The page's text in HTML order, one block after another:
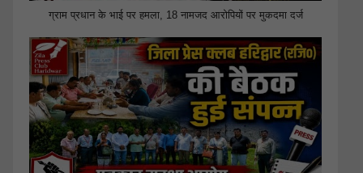
ग्राम प्रधान के भाई पर हमला, 18 नामजद आरोपियों पर मुकदमा दर्ज